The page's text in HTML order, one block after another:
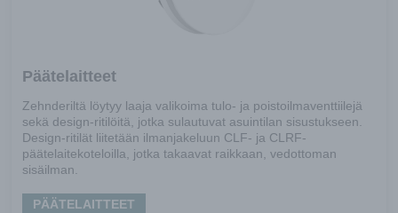
Päätelaitteet
Zehnderiltä löytyy laaja valikoima tulo- ja poistoilmaventtiilejä
sekä design-ritilöitä, jotka sulautuvat asuintilan sisustukseen.
Design-ritilät liitetään ilmanjakeluun CLF- ja CLRF-
päätelaitekoteloilla, jotka takaavat raikkaan, vedottoman
sisäilman.
PÄÄTELAITTEET